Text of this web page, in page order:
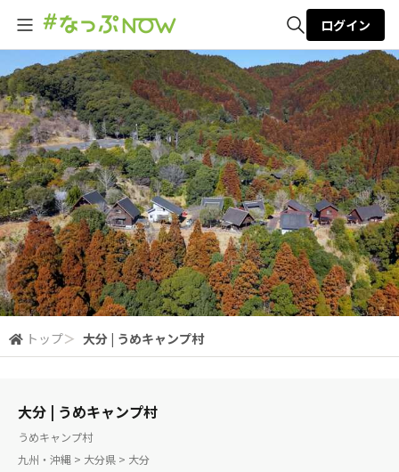
全体検索
検索
ログイン
トップ＞ 大分 | うめキャンプ村
大分 | うめキャンプ村
うめキャンプ村
九州・沖縄 > 大分県 > 大分